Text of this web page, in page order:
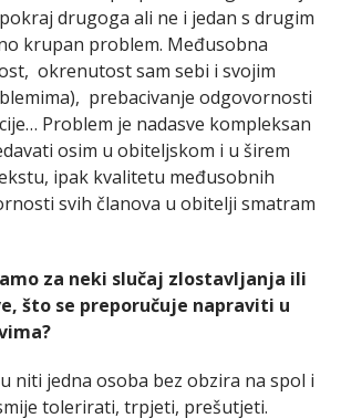
drugoga ali ne i jedan s drugim
krupan problem. Međusobna
okrenutost sam sebi i svojim
prebacivanje odgovornosti
Problem je nadasve kompleksan
osim u obiteljskom i u širem
ipak kvalitetu međusobnih
svih članova u obitelji smatram
za neki slučaj zlostavljanja ili
što se preporučuje napraviti u
niti jedna osoba bez obzira na spol i
tolerirati, trpjeti, prešutjeti.